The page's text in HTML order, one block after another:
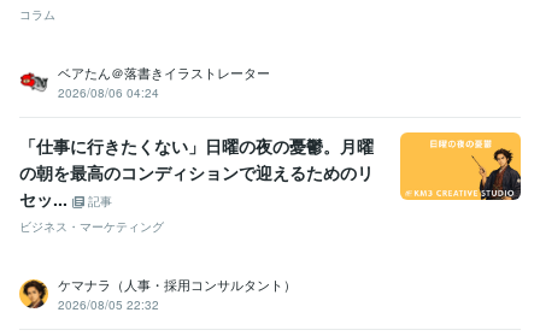
占い 西洋占星術(個人鑑定、１年の運勢鑑定等)
占星術 恋愛 仕事
天職
コラム
ベアたん＠落書きイラストレーター
2026/08/06 04:24
「仕事に行きたくない」日曜の夜の憂鬱。月曜
の朝を最高のコンディションで迎えるためのリ
セッ...
記事
ビジネス・マーケティング
ケマナラ（人事・採用コンサルタント）
2026/08/05 22:32